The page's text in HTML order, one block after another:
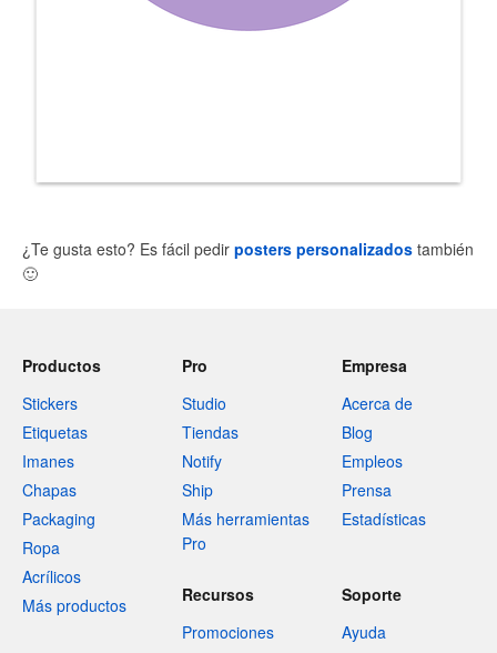
¿Te gusta esto? Es fácil pedir posters personalizados también
🙂
Productos
Stickers
Etiquetas
Imanes
Chapas
Packaging
Ropa
Acrílicos
Más productos
Pro
Studio
Tiendas
Notify
Ship
Más herramientas
Pro
Empresa
Acerca de
Blog
Empleos
Prensa
Estadísticas
Recursos
Promociones
Soporte
Ayuda